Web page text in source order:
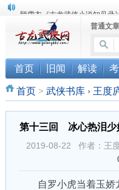
顾雪衣《古龙武侠小说知见录
“武侠书库”查缺补漏活动圆满
《古龙小说原貌探究》修订版
普通文章
首页 旧闻 解读
首页> 武侠书库 › 王度
第十三回 冰心热泪少
2019-08-22 作者：王
自罗小虎当着玉娇龙